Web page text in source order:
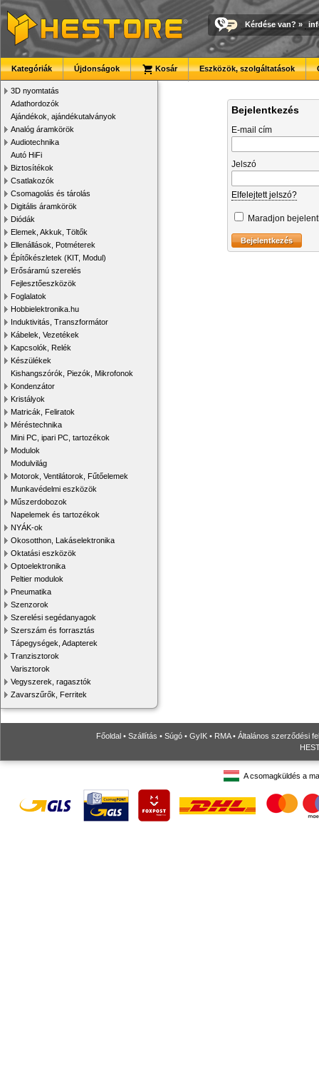
Kérdése van? »
Kategóriák Újdonságok Kosár Eszközök, szolgáltatások
3D nyomtatás
Adathordozók
Ajándékok, ajándékutalványok
Analóg áramkörök
Audiotechnika
Autó HiFi
Biztosítékok
Csatlakozók
Csomagolás és tárolás
Digitális áramkörök
Diódák
Elemek, Akkuk, Töltők
Ellenállások, Potméterek
Építőkészletek (KIT, Modul)
Erősáramú szerelés
Fejlesztőeszközök
Foglalatok
Hobbielektronika.hu
Induktivitás, Transzformátor
Kábelek, Vezetékek
Kapcsolók, Relék
Készülékek
Kishangszórók, Piezók, Mikrofonok
Kondenzátor
Kristályok
Matricák, Feliratok
Méréstechnika
Mini PC, ipari PC, tartozékok
Modulok
Modulvilág
Motorok, Ventilátorok, Fűtőelemek
Munkavédelmi eszközök
Műszerdobozok
Napelemek és tartozékok
NYÁK-ok
Okosotthon, Lakáselektronika
Oktatási eszközök
Optoelektronika
Peltier modulok
Pneumatika
Szenzorok
Szerelési segédanyagok
Szerszám és forrasztás
Tápegységek, Adapterek
Tranzisztorok
Varisztorok
Vegyszerek, ragasztók
Zavarszűrők, Ferritek
Bejelentkezés
E-mail cím
Jelszó
Elfelejtett jelszó?
Maradjon
Főoldal • Szállítás • Súgó • GyIK • RMA• Általános szerződési
A csomagküldés a